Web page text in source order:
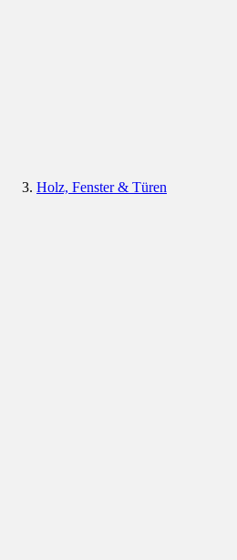
Holz, Fenster & Türen